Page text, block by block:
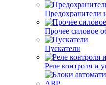
Предохранители
Прочее силовое
Пускатели
Реле контроля и